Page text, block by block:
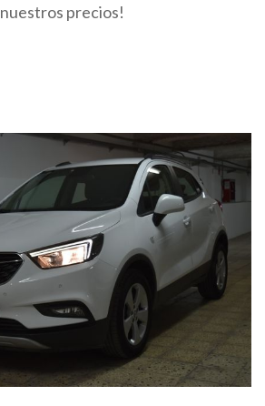
nuestros precios!